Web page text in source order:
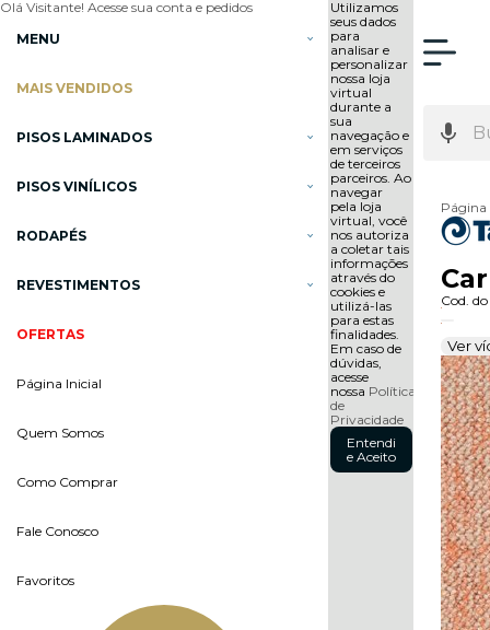
Olá Visitante! Acesse sua conta e pedidos
MENU
MAIS VENDIDOS
PISOS LAMINADOS
PISOS VINÍLICOS
RODAPÉS
REVESTIMENTOS
OFERTAS
Página Inicial
Quem Somos
Como Comprar
Fale Conosco
Favoritos
Utilizamos
seus dados
para
analisar e
personalizar
nossa loja
virtual
durante a
sua
navegação e
em serviços
de terceiros
parceiros. Ao
navegar
pela loja
virtual, você
nos autoriza
a coletar tais
informações
através do
cookies e
utilizá-las
para estas
finalidades.
Em caso de
dúvidas,
acesse
nossa Política
de
Privacidade
Entendi
e Aceito
Cod.
Ver